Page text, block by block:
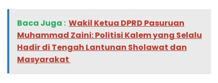
Baca Juga : ‎Wakil Ketua DPRD Pasuruan
Muhammad Zaini: Politisi Kalem yang Selalu
Hadir di Tengah Lantunan Sholawat dan
Masyarakat ‎